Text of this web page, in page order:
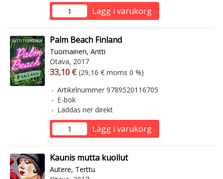
Lägg i varukorg
Palm Beach Finland
Tuomainen, Antti
Otava, 2017
Arvonlisäverollinen hinta
33,10 € Arvonlisäveroton hinta
(29,16 € moms 0 %)
Artikelnummer 9789520116705
E-bok
Laddas ner direkt
Lägg i varukorg
Kaunis mutta kuollut
Autere, Terttu